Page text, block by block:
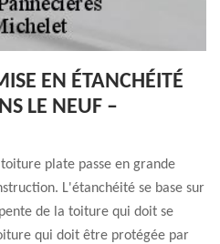
EN ÉTANCHÉITÉ
LE NEUF –
plate passe en grande
L'étanchéité se base sur
de la toiture qui doit se
qui doit être protégée par